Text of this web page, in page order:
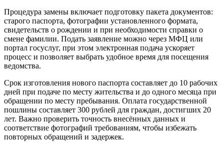
Процедура замены включает подготовку пакета документов:
старого паспорта, фотографии установленного формата,
свидетельств о рождении и при необходимости справки о
смене фамилии. Подать заявление можно через МФЦ или
портал госуслуг, при этом электронная подача ускоряет
процесс и позволяет выбрать удобное время для посещения
ведомства.
Срок изготовления нового паспорта составляет до 10 рабочих
дней при подаче по месту жительства и до одного месяца при
обращении по месту пребывания. Оплата государственной
пошлины составляет 300 рублей для граждан, достигших 20
лет. Важно проверить точность внесённых данных и
соответствие фотографий требованиям, чтобы избежать
повторных обращений и задержек.